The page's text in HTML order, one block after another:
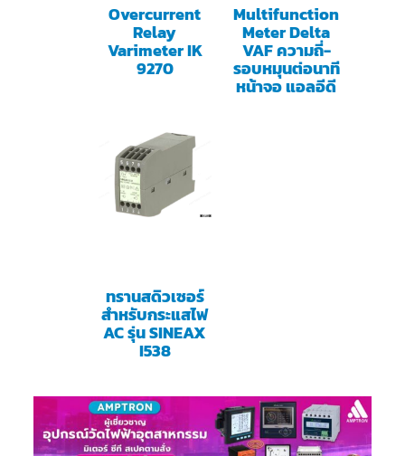
Overcurrent
Relay
Varimeter IK
9270
Multifunction
Meter Delta
VAF ความถี่-
รอบหมุนต่อนาที
หน้าจอ แอลอีดี
ทรานสดิวเซอร์
สำหรับกระแสไฟ
AC รุ่น SINEAX
I538